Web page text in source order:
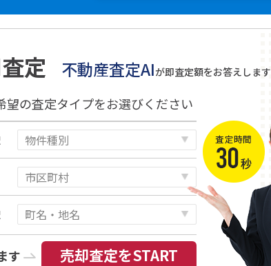
定 不動産査定AIが即査定額をお答えします
望の査定タイプをお選びください
す 売却査定をSTART